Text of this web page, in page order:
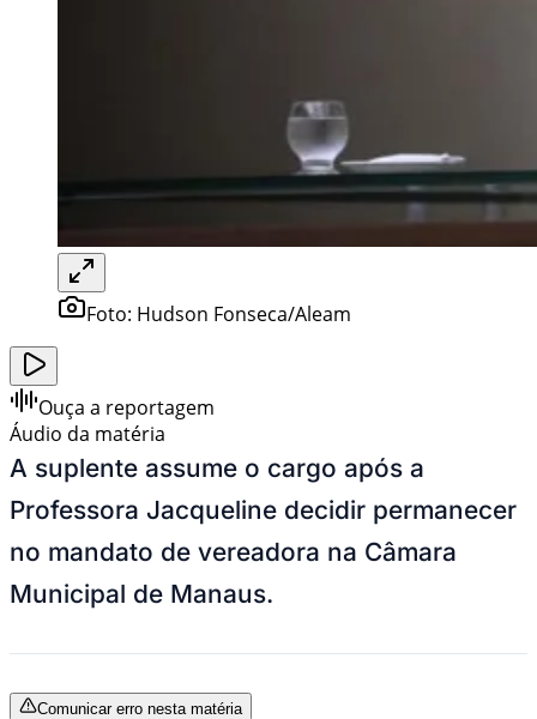
Foto: Hudson Fonseca/Aleam
Ouça a reportagem
Áudio da matéria
A suplente assume o cargo após a
Professora Jacqueline decidir permanecer
no mandato de vereadora na Câmara
Municipal de Manaus.
Comunicar erro nesta matéria